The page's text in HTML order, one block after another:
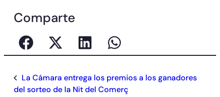
Comparte
La Cámara entrega los premios a los ganadores
del sorteo de la Nit del Comerç